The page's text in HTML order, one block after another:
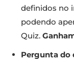
definidos no
podendo
Quiz.
Pergunta do